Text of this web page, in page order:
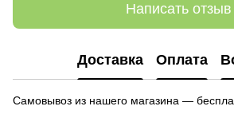
Написать отзыв
Доставка Оплата
Самовывоз из нашего магазина —